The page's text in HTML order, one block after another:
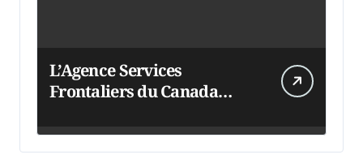
L’Agence Services
Frontaliers du Canada